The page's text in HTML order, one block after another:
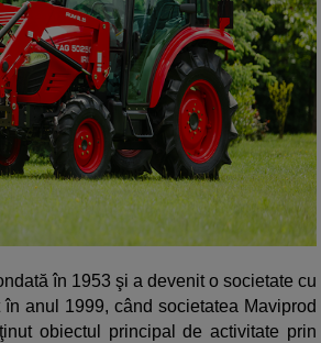
în 1953 şi a devenit o societate cu
anul 1999, când societatea Maviprod
obiectul principal de activitate prin